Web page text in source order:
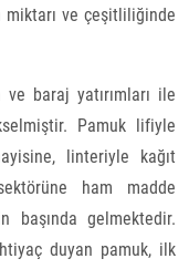
miktarı ve çeşitliliğinde
ve baraj yatırımları ile
Pamuk lifiyle
linteriyle kağıt
ham madde
başında gelmektedir.
duyan pamuk, ilk